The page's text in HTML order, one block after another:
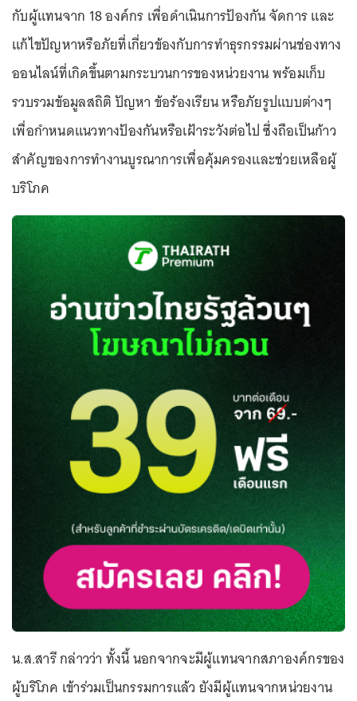
กับผู้แทนจาก 18 องค์กร เพื่อดำเนินการป้องกัน จัดการ และ
แก้ไขปัญหาหรือภัยที่เกี่ยวข้องกับการทำธุรกรรมผ่านช่องทาง
ออนไลน์ที่เกิดขึ้นตามกระบวนการของหน่วยงาน พร้อมเก็บ
รวบรวมข้อมูลสถิติ ปัญหา ข้อร้องเรียน หรือภัยรูปแบบต่างๆ
เพื่อกำหนดแนวทางป้องกันหรือเฝ้าระวังต่อไป ซึ่งถือเป็นก้าว
สำคัญของการทำงานบูรณาการเพื่อคุ้มครองและช่วยเหลือผู้
บริโภค
น.ส.สารี กล่าวว่า ทั้งนี้ นอกจากจะมีผู้แทนจากสภาองค์กรของ
ผู้บริโภค เข้าร่วมเป็นกรรมการแล้ว ยังมีผู้แทนจากหน่วยงาน